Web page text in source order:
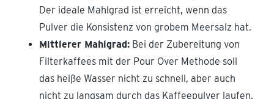
Der ideale Mahlgrad ist erreicht, wenn das
Pulver die Konsistenz von grobem Meersalz hat.
Mittlerer Mahlgrad: Bei der Zubereitung von
Filterkaffees mit der Pour Over Methode soll
das heiße Wasser nicht zu schnell, aber auch
nicht zu langsam durch das Kaffeepulver laufen.